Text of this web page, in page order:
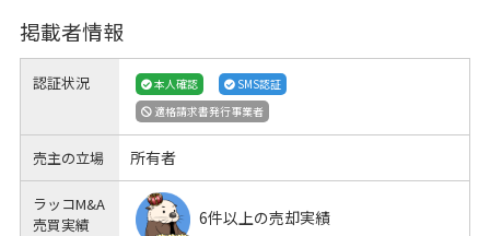
掲載者情報
認証状況 本人確認
SMS認証
適格請求書発行事業者
売主の立場 所有者
ラッコM&A
売買実績
6件以上の売却実績